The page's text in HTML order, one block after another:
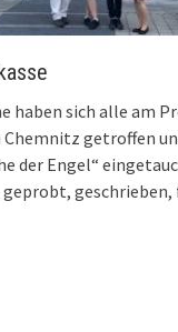
haben sich alle am
getroffen
der Engel“